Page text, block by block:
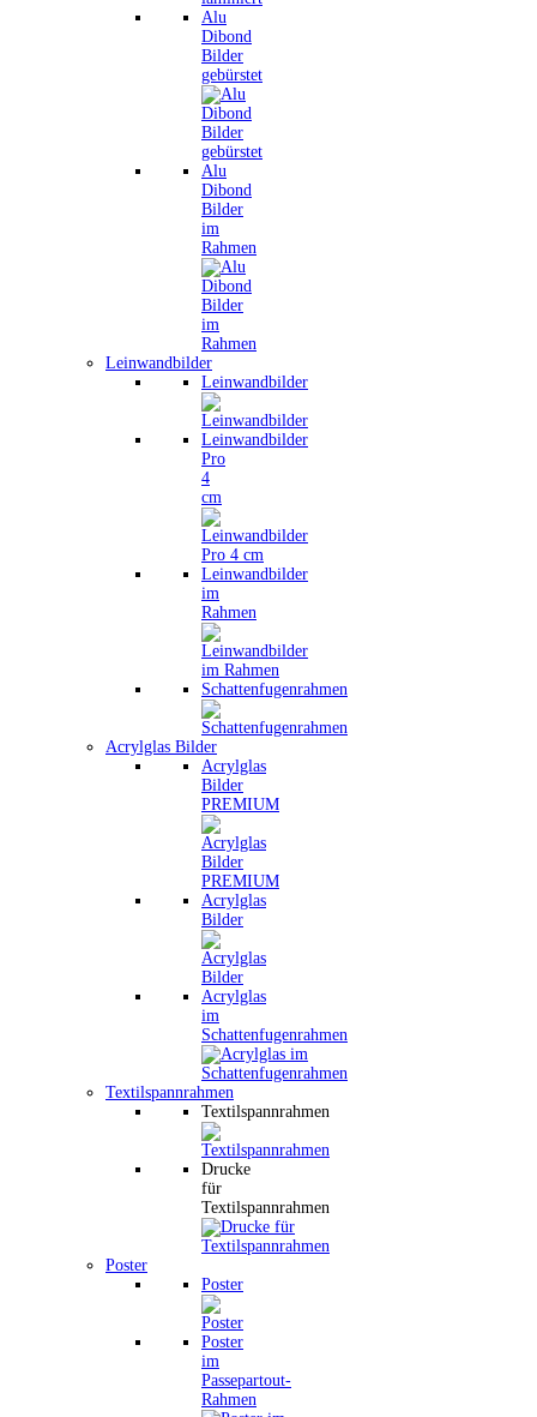
Alu
Dibond
Bilder
gebürstet
Alu
Dibond
Bilder
im
Rahmen
Leinwandbilder
Leinwandbilder
Leinwandbilder
Pro
4
cm
Leinwandbilder
im
Rahmen
Schattenfugenrahmen
Acrylglas Bilder
Acrylglas
Bilder
PREMIUM
Acrylglas
Bilder
Acrylglas
im
Schattenfugenrahmen
Textilspannrahmen
Textilspannrahmen
Drucke
für
Textilspannrahmen
Poster
Poster
Poster
im
Passepartout-
Rahmen